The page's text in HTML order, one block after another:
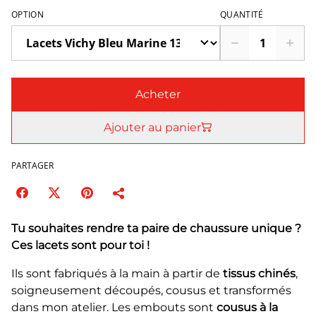
OPTION QUANTITÉ
Acheter
Ajouter au panier
PARTAGER
Tu souhaites rendre ta paire de chaussure unique ?
Ces lacets sont pour toi !
Ils sont fabriqués à la main à partir de tissus chinés,
soigneusement découpés, cousus et transformés
dans mon atelier. Les embouts sont cousus à la